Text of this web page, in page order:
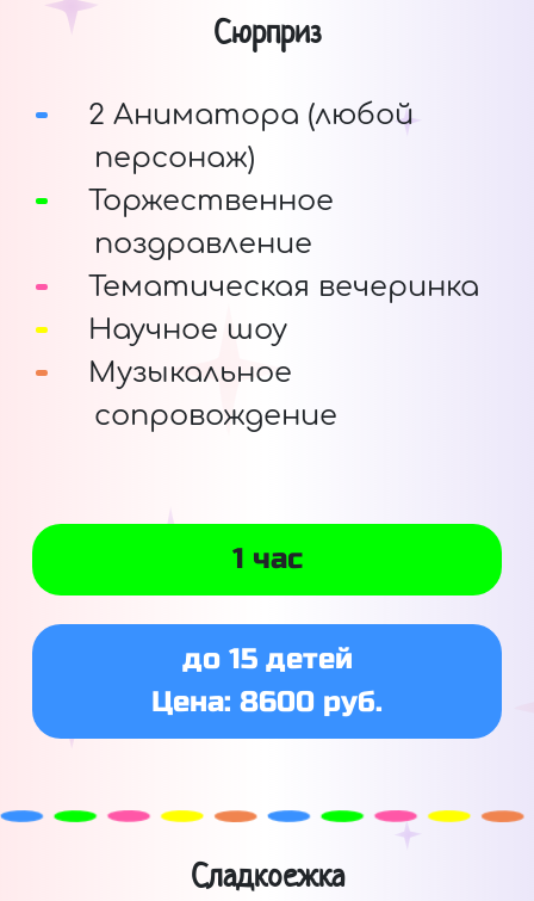
Сюрприз
2 Аниматора (любой
персонаж)
Торжественное
поздравление
Тематическая вечеринка
Научное шоу
Музыкальное
сопровождение
1 час
до 15 детей
Цена: 8600 руб.
Сладкоежка